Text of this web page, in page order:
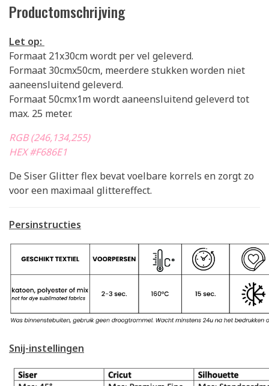
Productomschrijving
Let op:
Formaat 21x30cm wordt per vel geleverd.
Formaat 30cmx50cm, meerdere stukken worden niet
aaneensluitend geleverd.
Formaat 50cmx1m wordt aaneensluitend geleverd tot
max. 25 meter.
RGB (246,134,255)
HEX #F686E1
De Siser Glitter flex bevat voelbare korrels en zorgt zo
voor een maximaal glittereffect.
Persinstructies
Snij-instellingen